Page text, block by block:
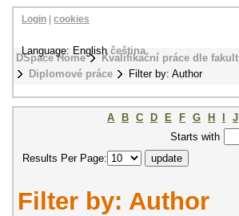
DSpace Home Kvalifikační práce dle fakult
Diplomové práce
Filter by: Author
Login cookies
Language: Englishčeština
A B C D E F G H J
Starts with
Results Per Page:
Filter by: Author